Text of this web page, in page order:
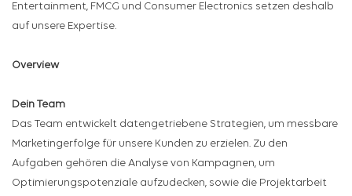
Entertainment, FMCG und Consumer Electronics setzen deshalb
auf unsere Expertise.
Overview
Dein Team
Das Team entwickelt datengetriebene Strategien, um messbare
Marketingerfolge für unsere Kunden zu erzielen. Zu den
Aufgaben gehören die Analyse von Kampagnen, um
Optimierungspotenziale aufzudecken, sowie die Projektarbeit